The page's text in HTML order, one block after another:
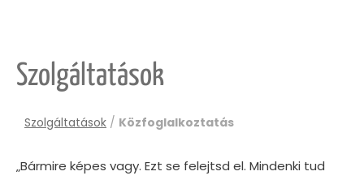
Szolgáltatások
Szolgáltatások / Közfoglalkoztatás
„Bármire képes vagy. Ezt se felejtsd el. Mindenki tud